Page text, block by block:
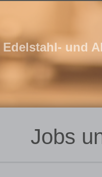
Edelstahl- und
Jobs